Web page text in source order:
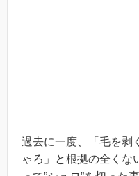
過去に一度、「毛を剥
ゃろ」と根拠の全くな